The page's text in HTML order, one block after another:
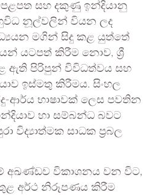
සහ දකුණු ඉන්දියානු
නූල්වලින් වියන ලද
මගින් සිදු කළ යුත්තේ
යටපත් කිරීම නොව, ශ්‍රී
ඇති පිරිපුන් විවිධත්වය සහ
ඉස්මතු කිරීමය. සිංහල
ආර්ය භාෂාවක් ලෙස පවතින
හා සම්බන්ධ බවට
විද්‍යාත්මක සාධක ප්‍රබල
අඛණ්ඩව විකාශනය වන විට,
අර්ථ නිරූපණය කිරීම